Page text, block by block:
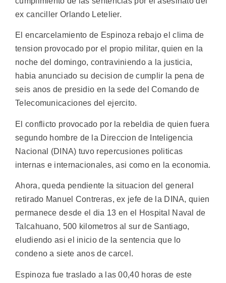
ex canciller Orlando Letelier.
El encarcelamiento de Espinoza rebajo el clima de
tension provocado por el propio militar, quien en la
noche del domingo, contraviniendo a la justicia,
habia anunciado su decision de cumplir la pena de
seis anos de presidio en la sede del Comando de
Telecomunicaciones del ejercito.
El conflicto provocado por la rebeldia de quien fuera
segundo hombre de la Direccion de Inteligencia
Nacional (DINA) tuvo repercusiones politicas
internas e internacionales, asi como en la economia.
Ahora, queda pendiente la situacion del general
retirado Manuel Contreras, ex jefe de la DINA, quien
permanece desde el dia 13 en el Hospital Naval de
Talcahuano, 500 kilometros al sur de Santiago,
eludiendo asi el inicio de la sentencia que lo
condeno a siete anos de carcel.
Espinoza fue traslado a las 00,40 horas de este